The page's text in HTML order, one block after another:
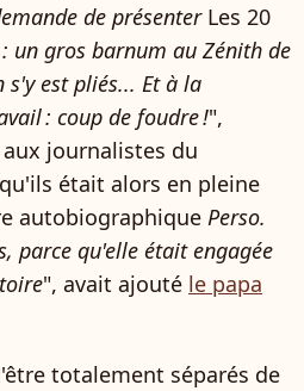
de présenterLes 20
un gros barnum au Zénith de
s'y est pliés... Et à la
: coup de foudre !",
journalistes du
était alors en pleine
autobiographique Perso.
parce qu'elle était engagée
", avait ajouté le papa
totalement séparés de